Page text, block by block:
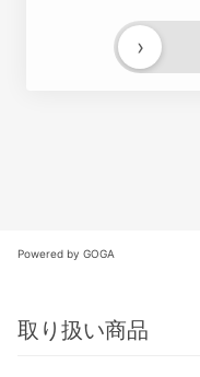
›
Powered by GOGA
取り扱い商品